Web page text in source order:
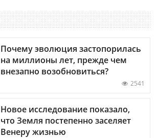
Почему эволюция застопорилась
на миллионы лет, прежде чем
внезапно возобновиться?
2541
Новое исследование показало,
что Земля постепенно заселяет
Венеру жизнью